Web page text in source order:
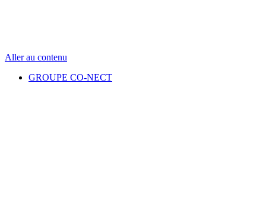
Aller au contenu
GROUPE CO-NECT